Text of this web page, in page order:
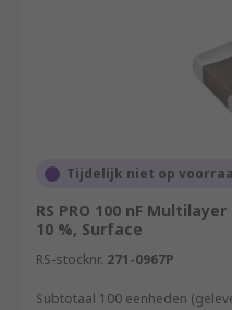
Tijdelijk niet op
RS PRO 100 nF
10 %, Surface
RS-stocknr. 271-0967P
Subtotaal 100 eenheden